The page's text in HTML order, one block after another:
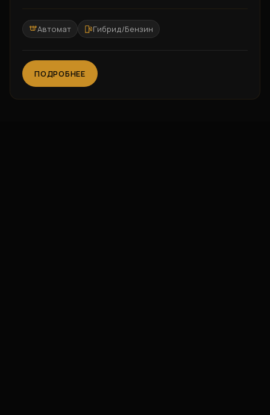
Автомат Гибрид/Бензин
ПОДРОБНЕЕ